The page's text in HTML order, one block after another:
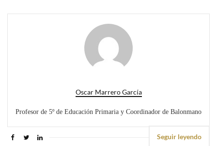
Oscar Marrero García
Profesor de 5º de Educación Primaria y Coordinador de Balonmano
Seguir leyendo